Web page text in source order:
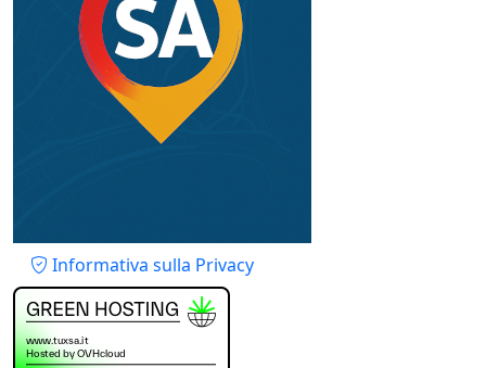
Piè di pagina
Informativa sulla Privacy